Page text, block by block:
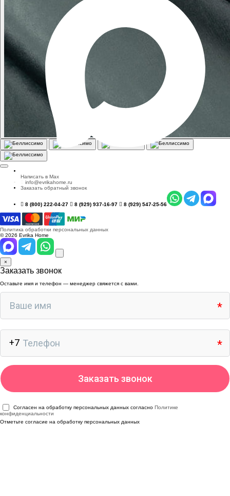
Написать в Max
info@evrikahome.ru
Заказать обратный звонок
8 (800) 222-04-27 8 (929) 937-16-97 8 (929) 547-25-56
Политика обработки персональных данных
© 2026 Evrika Home
×
Заказать звонок
Оставьте имя и телефон — менеджер свяжется с вами.
Согласен на обработку персональных данных согласно Политике
конфиденциальности
Отметьте согласие на обработку персональных данных